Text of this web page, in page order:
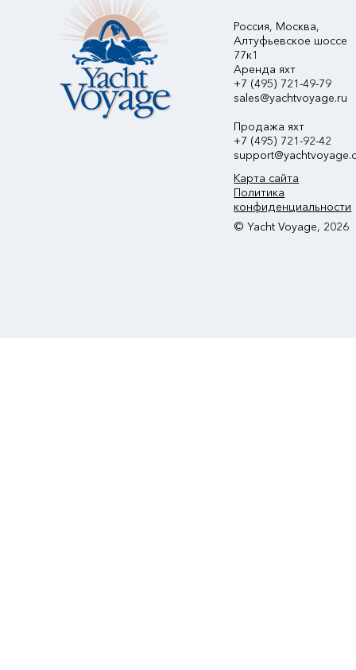
Россия, Москва,
Алтуфьевское шоссе
77к1
Аренда яхт
+7 (495) 721-49-79
sales@yachtvoyage.ru
Продажа яхт
+7 (495) 721-92-42
Карта сайта
Политика
конфиденциальности
© Yacht Voyage, 2026